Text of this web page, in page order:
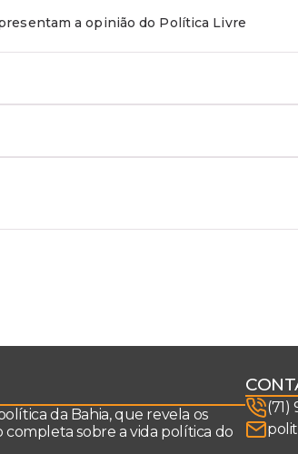
a opinião do Política Livre
da Bahia, que revela os
completa sobre a vida política do
(71)